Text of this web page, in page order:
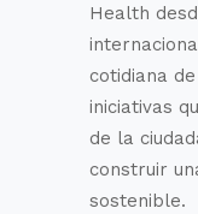
Health
cotidiana
iniciativas
de la
construir
sostenible.